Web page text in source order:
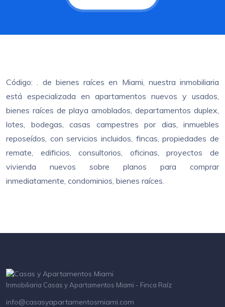
Código: . de bienes raíces en Miami, nuestra inmobiliaria
está especializada en apartamentos nuevos y usados,
bienes raíces de playa amoblados, departamentos duplex,
lotes, bodegas, casas campestres por dias, inmuebles
reposeídos, con servicios incluidos, fincas, propiedades de
remate, edificios, consultorios, oficinas, proyectos de
vivienda nuevos sobre planos para comprar
inmediatamente, condominios, bienes raíces.
Inmobiliaria Casas y Apartamentos Miami - Finca Raíz
info@casasyapartamentosmiami.com